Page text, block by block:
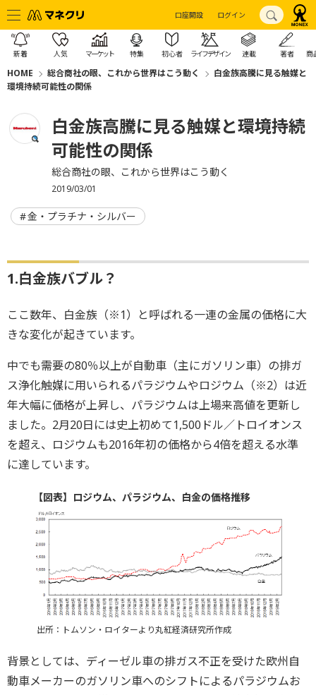
口座開設 ログイン
新着 人気 マーケット 特集 初心者 ライフデザイン 連載 著者 商
HOME 総合商社の眼、これから世界はこう動く
白金族高騰に見る触媒と
環境持続可能性の関係
白金族高騰に見る触媒と環境持続
可能性の関係
総合商社の眼、これから世界はこう動く
2019/03/01
金・プラチナ・シルバー
1.白金族バブル？
ここ数年、白金族（※1）と呼ばれる一連の金属の価格に大
きな変化が起きています。
中でも需要の80％以上が自動車（主にガソリン車）の排ガ
ス浄化触媒に用いられるパラジウムやロジウム（※2）は近
年大幅に価格が上昇し、パラジウムは上場来高値を更新し
ました。2月20日には史上初めて1,500ドル／トロイオンス
を超え、ロジウムも2016年初の価格から4倍を超える水準
に達しています。
【図表】ロジウム、パラジウム、白金の価格推移
出所：トムソン・ロイターより丸紅経済研究所作成
背景としては、ディーゼル車の排ガス不正を受けた欧州自
動車メーカーのガソリン車へのシフトによるパラジウムお